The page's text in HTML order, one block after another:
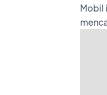
Mobil